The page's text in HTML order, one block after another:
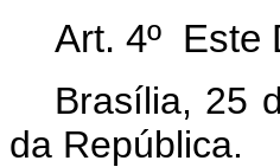
Art. 4º Este
Brasília, 25
da República.